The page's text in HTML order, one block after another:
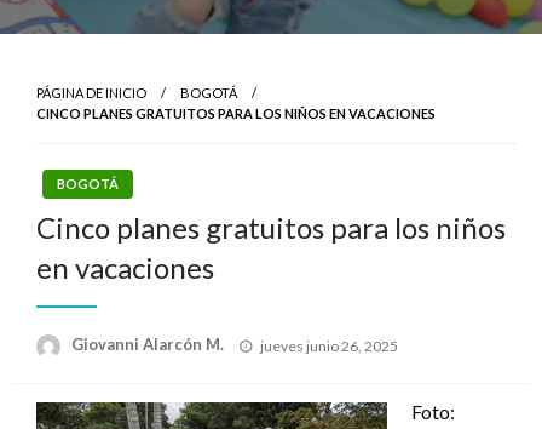
PÁGINA DE INICIO
BOGOTÁ
CINCO PLANES GRATUITOS PARA LOS NIÑOS EN VACACIONES
BOGOTÁ
Cinco planes gratuitos para los niños
en vacaciones
Giovanni Alarcón M.
Publicado
jueves junio 26, 2025
Foto: